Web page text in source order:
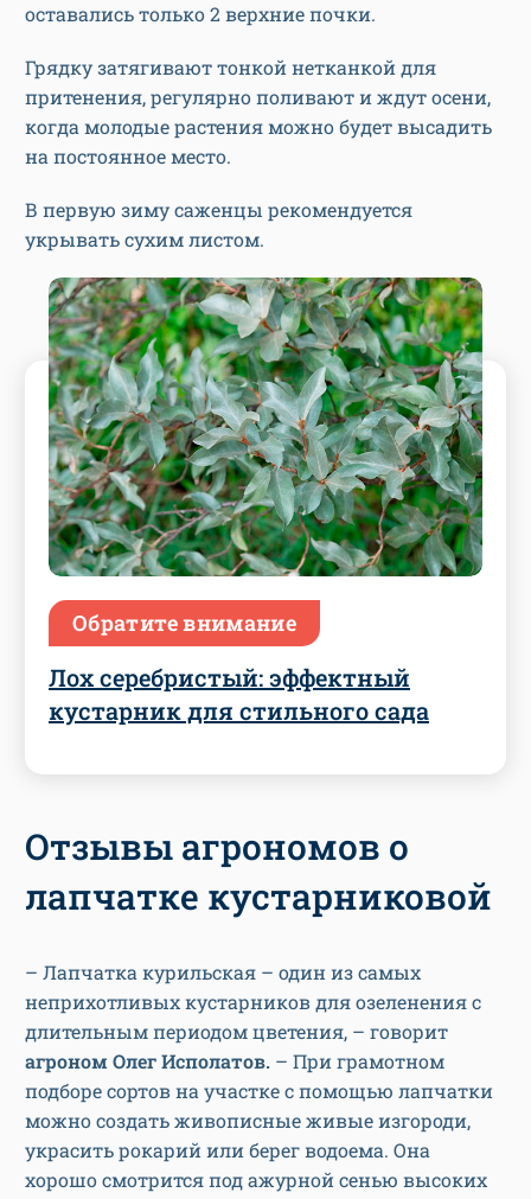
оставались только 2 верхние почки.
Грядку затягивают тонкой нетканкой для
притенения, регулярно поливают и ждут осени,
когда молодые растения можно будет высадить
на постоянное место.
В первую зиму саженцы рекомендуется
укрывать сухим листом.
Обратите внимание
Лох серебристый: эффектный
кустарник для стильного сада
Отзывы агрономов о
лапчатке кустарниковой
– Лапчатка курильская – один из самых
неприхотливых кустарников для озеленения с
длительным периодом цветения, – говорит
агроном Олег Исполатов. – При грамотном
подборе сортов на участке с помощью лапчатки
можно создать живописные живые изгороди,
украсить рокарий или берег водоема. Она
хорошо смотрится под ажурной сенью высоких